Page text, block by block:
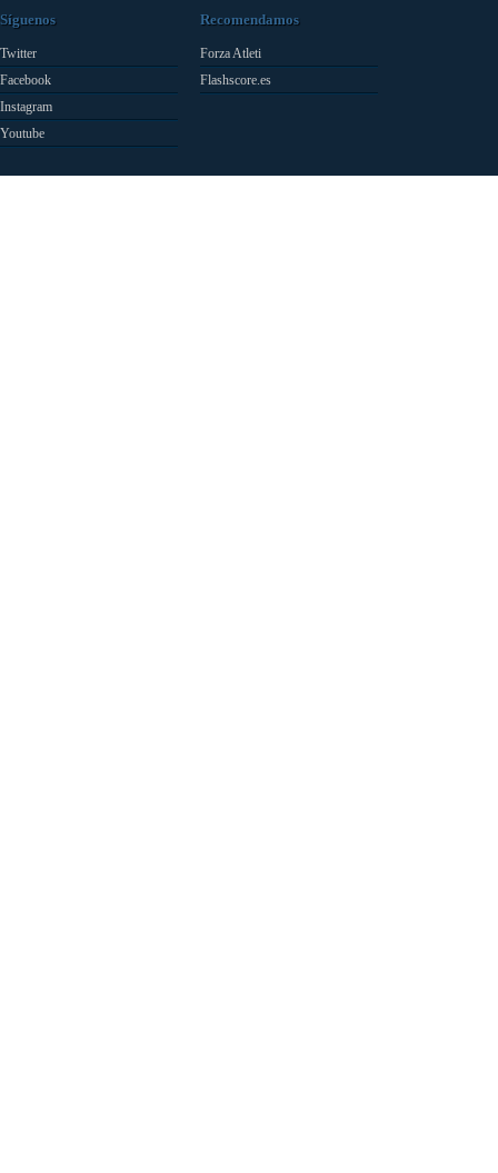
Síguenos
Twitter
Facebook
Instagram
Youtube
Recomendamos
Forza Atleti
Flashscore.es